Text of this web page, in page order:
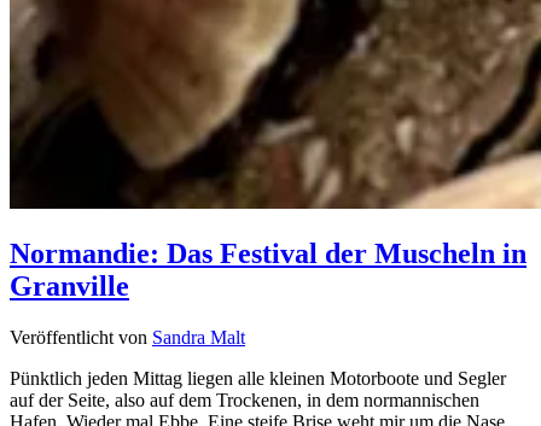
Normandie: Das Festival der Muscheln in
Granville
Veröffentlicht von Sandra Malt
Pünktlich jeden Mittag liegen alle kleinen Motorboote und Segler
auf der Seite, also auf dem Trockenen, in dem normannischen